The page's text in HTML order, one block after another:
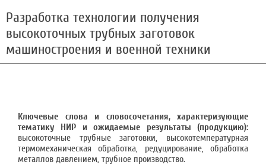
Разработка технологии получения
высокоточных трубных заготовок
машиностроения и военной техники
Ключевые слова и словосочетания, характеризующие
тематику НИР и ожидаемые результаты (продукцию):
высокоточные трубные заготовки, высокотемпературная
термоме­ханическая обработка, редуцирование, обработка
металлов давлением, трубное производст­во.